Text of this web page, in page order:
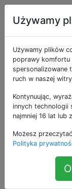
jako
5
jest
Używamy
Używamy plików
poprawy komfortu
spersonalizowane
ruch w naszej
Kontynuując,
innych technologii
najmniej 16 lat lub
Możesz
Polityka